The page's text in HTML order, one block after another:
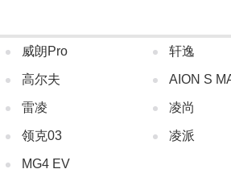
威朗Pro 轩逸
高尔夫 AION S
雷凌 凌尚
领克03 凌派
MG4 EV